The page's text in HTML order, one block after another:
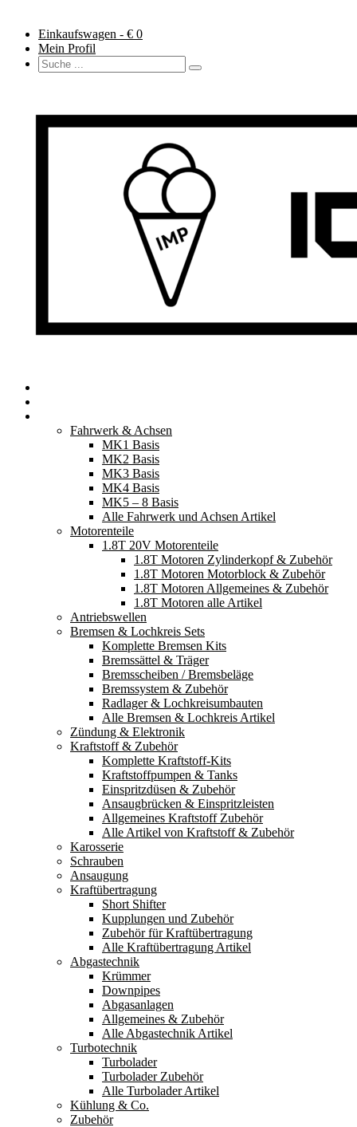
Einkaufswagen - € 0
Mein Profil
Fahrwerk & Achsen
MK1 Basis
MK2 Basis
MK3 Basis
MK4 Basis
MK5 – 8 Basis
Alle Fahrwerk und Achsen Artikel
Motorenteile
1.8T 20V Motorenteile
1.8T Motoren Zylinderkopf & Zubehör
1.8T Motoren Motorblock & Zubehör
1.8T Motoren Allgemeines & Zubehör
1.8T Motoren alle Artikel
Antriebswellen
Bremsen & Lochkreis Sets
Komplette Bremsen Kits
Bremssättel & Träger
Bremsscheiben / Bremsbeläge
Bremssystem & Zubehör
Radlager & Lochkreisumbauten
Alle Bremsen & Lochkreis Artikel
Zündung & Elektronik
Kraftstoff & Zubehör
Komplette Kraftstoff-Kits
Kraftstoffpumpen & Tanks
Einspritzdüsen & Zubehör
Ansaugbrücken & Einspritzleisten
Allgemeines Kraftstoff Zubehör
Alle Artikel von Kraftstoff & Zubehör
Karosserie
Schrauben
Ansaugung
Kraftübertragung
Short Shifter
Kupplungen und Zubehör
Zubehör für Kraftübertragung
Alle Kraftübertragung Artikel
Abgastechnik
Krümmer
Downpipes
Abgasanlagen
Allgemeines & Zubehör
Alle Abgastechnik Artikel
Turbotechnik
Turbolader
Turbolader Zubehör
Alle Turbolader Artikel
Kühlung & Co.
Zubehör